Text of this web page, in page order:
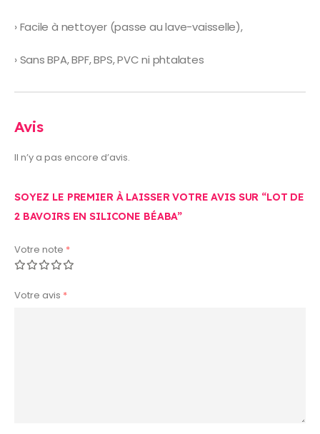
› Facile à nettoyer (passe au lave-vaisselle),
› Sans BPA, BPF, BPS, PVC ni phtalates
Avis
Il n’y a pas encore d’avis.
SOYEZ LE PREMIER À LAISSER VOTRE AVIS SUR “LOT DE
2 BAVOIRS EN SILICONE BÉABA”
Votre note *
Votre avis *